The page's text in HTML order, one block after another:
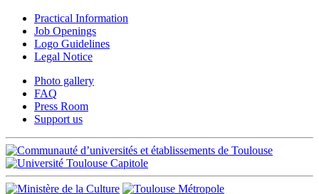
Practical Information
Job Openings
Logo Guidelines
Legal Notice
Photo gallery
FAQ
Press Room
Support us